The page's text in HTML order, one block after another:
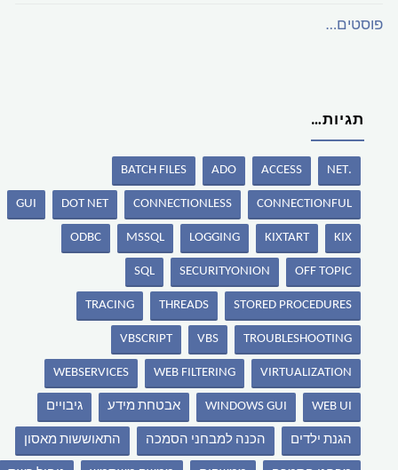
פוסטים…
תגיות…
.NET
ACCESS
ADO
BATCH FILES
CONNECTIONFUL
CONNECTIONLESS
DOT NET
GUI
KIX
KIXTART
LOGGING
MSSQL
ODBC
OFF TOPIC
SECURITYONION
SQL
STORED PROCEDURES
THREADS
TRACING
TROUBLESHOOTING
VBS
VBSCRIPT
VIRTUALIZATION
WEB FILTERING
WEBSERVICES
WEB UI
WINDOWS GUI אבטחת מידע גיבויים
הגנת ילדים הכנה למבחני הסמכה התאוששות מאסון